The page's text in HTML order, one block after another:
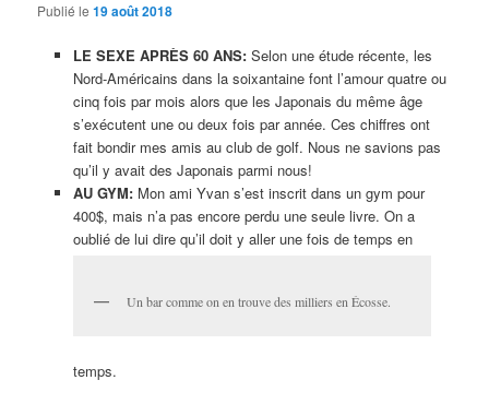
Publié le19 août 2018
LE SEXE APRÈS 60 ANS: Selon une étude récente, les
Nord-Américains dans la soixantaine font l’amour quatre ou
cinq fois par mois alors que les Japonais du même âge
s’exécutent une ou deux fois par année. Ces chiffres ont
fait bondir mes amis au club de golf. Nous ne savions pas
qu’il y avait des Japonais parmi nous!
AU GYM: Mon ami Yvan s’est inscrit dans un gym pour
400$, mais n’a pas encore perdu une seule livre. On a
oublié de lui dire qu’il doit y aller une fois de temps en
Un bar comme on en trouve des milliers en Écosse.
temps.